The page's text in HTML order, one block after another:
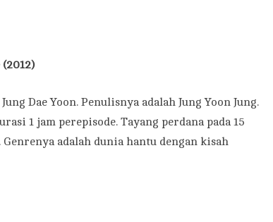
Dae Yoon. Penulisnya adalah Jung Yoon Jung.
1 jam perepisode. Tayang perdana pada 15
Genrenya adalah dunia hantu dengan kisah